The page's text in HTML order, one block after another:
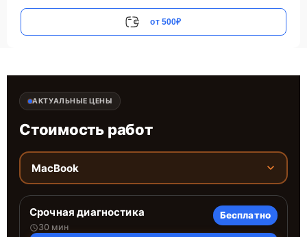
от 500₽
АКТУАЛЬНЫЕ ЦЕНЫ
Стоимость работ
MacBook
Срочная диагностика
30 мин
Бесплатно